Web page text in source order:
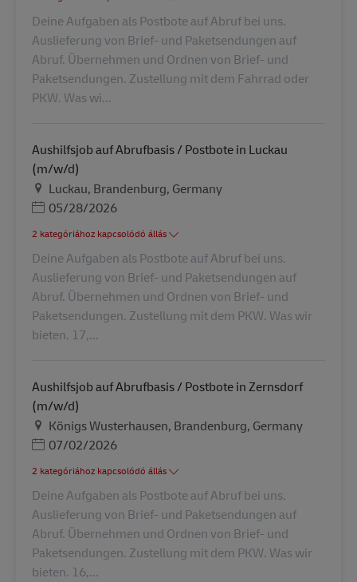
Deine Aufgaben als Postbote auf Abruf bei uns.
Auslieferung von Brief- und Paketsendungen auf
Abruf. Übernehmen und Ordnen von Brief- und
Paketsendungen. Zustellung mit dem Fahrrad oder
PKW. Was wi...
Aushilfsjob auf Abrufbasis / Postbote in Luckau
(m/w/d)
Helyszín
Luckau, Brandenburg, Germany
Posted Date
05/28/2026
2 kategóriához kapcsolódó állás
Deine Aufgaben als Postbote auf Abruf bei uns.
Auslieferung von Brief- und Paketsendungen auf
Abruf. Übernehmen und Ordnen von Brief- und
Paketsendungen. Zustellung mit dem PKW. Was wir
bieten. 17,...
Aushilfsjob auf Abrufbasis / Postbote in Zernsdorf
(m/w/d)
Helyszín
Königs Wusterhausen, Brandenburg, Germany
Posted Date
07/02/2026
2 kategóriához kapcsolódó állás
Deine Aufgaben als Postbote auf Abruf bei uns.
Auslieferung von Brief- und Paketsendungen auf
Abruf. Übernehmen und Ordnen von Brief- und
Paketsendungen. Zustellung mit dem PKW. Was wir
bieten. 16,...